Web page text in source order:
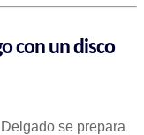
con un disco
se prepara